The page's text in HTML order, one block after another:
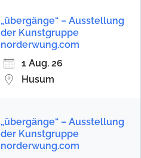
„übergänge“ – Ausstellung
der Kunstgruppe
norderwung.com
1 Aug. 26
Husum
„übergänge“ – Ausstellung
der Kunstgruppe
norderwung.com